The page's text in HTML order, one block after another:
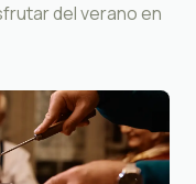
del verano en